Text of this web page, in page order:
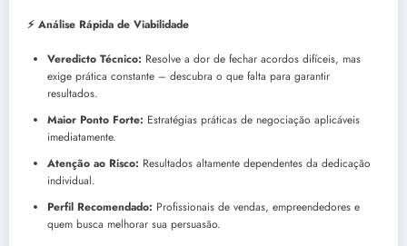
⚡ Análise Rápida de Viabilidade
Veredicto Técnico: Resolve a dor de fechar acordos difíceis, mas
exige prática constante – descubra o que falta para garantir
resultados.
Maior Ponto Forte: Estratégias práticas de negociação aplicáveis
imediatamente.
Atenção ao Risco: Resultados altamente dependentes da dedicação
individual.
Perfil Recomendado: Profissionais de vendas, empreendedores e
quem busca melhorar sua persuasão.